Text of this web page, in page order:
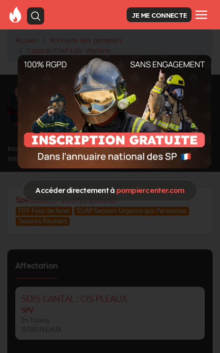
Accéder directement à pompiercenter.com
JE ME CONNECTE
Accueil
Annuaire des pompiers
Caporal-Chef Loic Veyriere
<Retour à la liste des pompiers
Loic Veyriere
Grade : Caporal-Chef
Inscrit depuis le 31/10/2022 à 10:49
Informations mises à jour le 31/10/2022 à 10:53
Spécialités / Centres d'intérêt
FDF Feux de foret
SUAP Secours Urgence aux Personnes
Secours Routiers
Affectation
SDIS CANTAL : CIS PLEAUX
SPV
En Toussy
15700 PLEAUX